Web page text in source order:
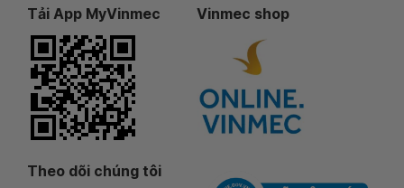
Tải App MyVinmec Vinmec shop
Theo dõi chúng tôi